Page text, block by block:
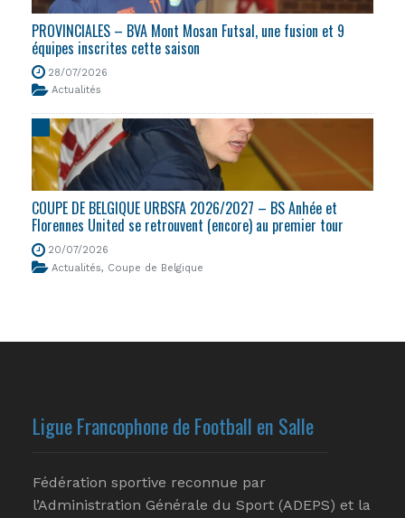
PROVINCIALES – BVA Mont Mosan Futsal, une fusion et 9
équipes inscrites cette saison
28/07/2026
Actualités
COUPE DE BELGIQUE URBSFA 2026/2027 – BS Anhée et
Florennes United se retrouvent (encore) au premier tour
20/07/2026
Actualités, Coupe de Belgique
Ligue Francophone de Football en Salle
Fédération sportive reconnue par
l’Administration Générale du Sport (ADEPS) et la